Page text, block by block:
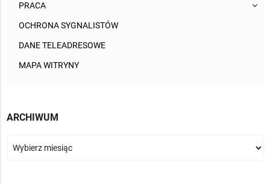
PRACA
OCHRONA SYGNALISTÓW
DANE TELEADRESOWE
MAPA WITRYNY
ARCHIWUM